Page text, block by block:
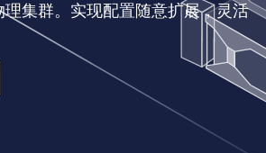
集群。实现配置随意扩展，灵活